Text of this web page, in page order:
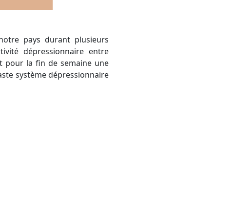
dépressionnaire entre
pour la fin de semaine une
système dépressionnaire